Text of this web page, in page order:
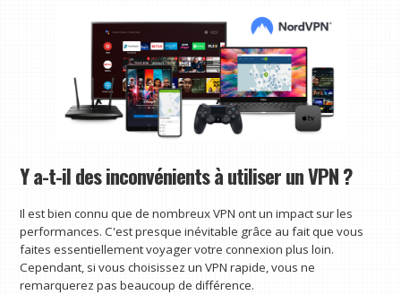
Y a-t-il des inconvénients à utiliser un VPN ?
Il est bien connu que de nombreux VPN ont un impact sur les
performances. C'est presque inévitable grâce au fait que vous
faites essentiellement voyager votre connexion plus loin.
Cependant, si vous choisissez un VPN rapide, vous ne
remarquerez pas beaucoup de différence.